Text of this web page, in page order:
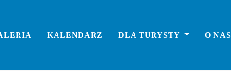
KALENDARZ DLA TURYSTY O NAS